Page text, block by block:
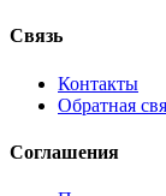
Связь
Контакты
Обратная
Соглашения